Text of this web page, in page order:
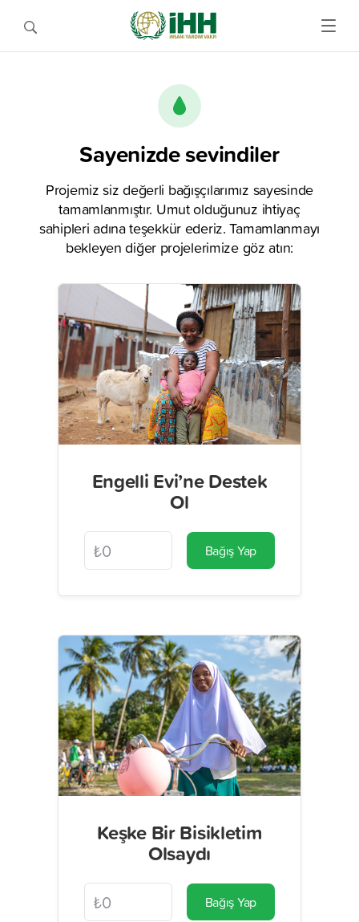
Sayenizde sevindiler
Projemiz siz değerli bağışçılarımız sayesinde
tamamlanmıştır. Umut olduğunuz ihtiyaç
sahipleri adına teşekkür ederiz. Tamamlanmayı
bekleyen diğer projelerimize göz atın:
Engelli Evi’ne Destek
Ol
Bağış Yap
Keşke Bir Bisikletim
Olsaydı
Bağış Yap